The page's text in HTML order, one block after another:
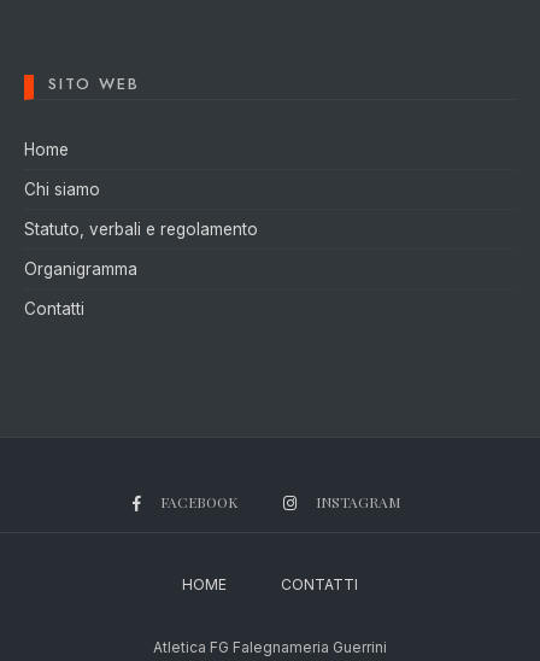
SITO WEB
Home
Chi siamo
Statuto, verbali e regolamento
Organigramma
Contatti
FACEBOOK INSTAGRAM
HOME CONTATTI
Atletica FG Falegnameria Guerrini